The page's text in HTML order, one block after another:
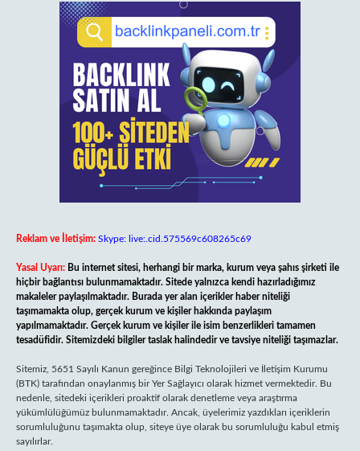
Reklam ve İletişim: Skype: live:.cid.575569c608265c69
Yasal Uyarı: Bu internet sitesi, herhangi bir marka, kurum veya şahıs şirketi ile
hiçbir bağlantısı bulunmamaktadır. Sitede yalnızca kendi hazırladığımız
makaleler paylaşılmaktadır. Burada yer alan içerikler haber niteliği
taşımamakta olup, gerçek kurum ve kişiler hakkında paylaşım
yapılmamaktadır. Gerçek kurum ve kişiler ile isim benzerlikleri tamamen
tesadüfidir. Sitemizdeki bilgiler taslak halindedir ve tavsiye niteliği taşımazlar.
Sitemiz, 5651 Sayılı Kanun gereğince Bilgi Teknolojileri ve İletişim Kurumu
(BTK) tarafından onaylanmış bir Yer Sağlayıcı olarak hizmet vermektedir. Bu
nedenle, sitedeki içerikleri proaktif olarak denetleme veya araştırma
yükümlülüğümüz bulunmamaktadır. Ancak, üyelerimiz yazdıkları içeriklerin
sorumluluğunu taşımakta olup, siteye üye olarak bu sorumluluğu kabul etmiş
sayılırlar.